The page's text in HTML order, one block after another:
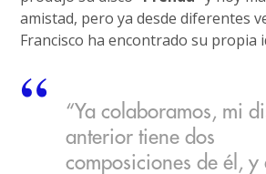
amistad, pero ya desde diferentes
Francisco ha encontrado su propia
“Ya colaboramos, mi
anterior tiene dos
composiciones de él, y